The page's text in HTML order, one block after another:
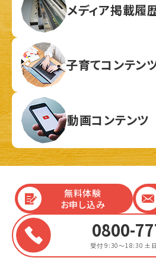
メディア掲載履
子育てコンテン
動画コンテンツ
無料体験
お申し込み
0800-
受付 9:30～18:30 土